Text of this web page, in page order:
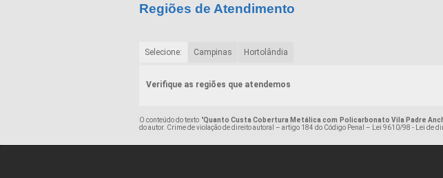
Regiões de Atendimento
Selecione: Campinas Hortolândia
Verifique as regiões que atendemos
O conteúdo do texto "Quanto Custa Cobertura Metálica com Policarbonato Vila Padre
do autor. Crime de violação de direito autoral – artigo 184 do Código Penal – Lei 9610/98 - Lei de